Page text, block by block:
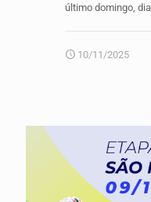
último domingo, dia
10/11/2025